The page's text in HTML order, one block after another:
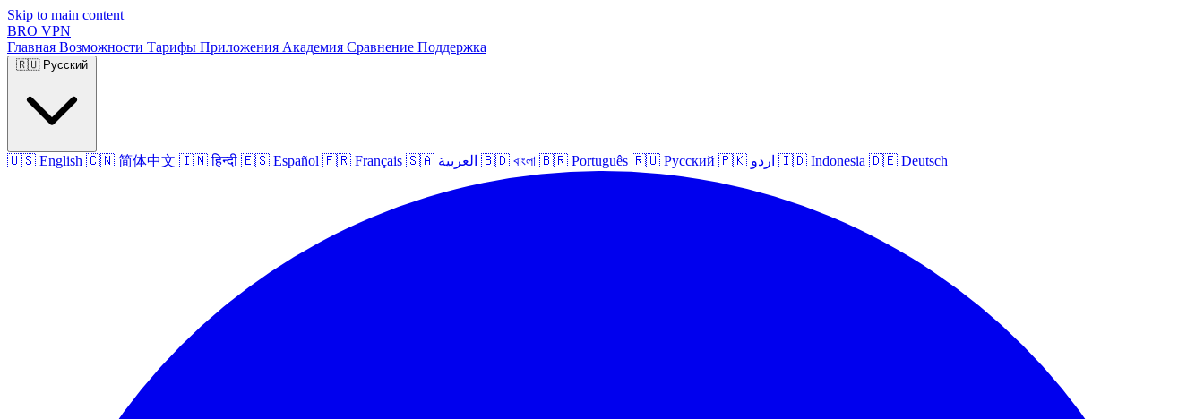
Skip to main content
BRO VPN
Главная Возможности Тарифы Приложения Академия Сравнение Поддержка
🇷🇺 Русский
🇺🇸 English 🇨🇳 简体中文 🇮🇳 हिन्दी 🇪🇸 Español 🇫🇷 Français 🇸🇦 العربية 🇧🇩 বাংলা 🇧🇷 Português 🇷🇺 Русский 🇵🇰 اردو 🇮🇩 Indonesia 🇩🇪 Deutsch